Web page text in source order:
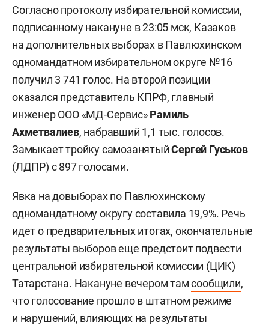
Согласно протоколу избирательной комиссии,
подписанному накануне в 23:05 мск, Казаков
на дополнительных выборах в Павлюхинском
одномандатном избирательном округе №16
получил 3 741 голос. На второй позиции
оказался представитель КПРФ, главный
инженер ООО «МД-Сервис»Рамиль
Ахметвалиев, набравший 1,1 тыс. голосов.
Замыкает тройку самозанятыйСергей Гуськов
(ЛДПР) с 897 голосами.
Явка на довыборах по Павлюхинскому
одномандатному округу составила 19,9%. Речь
идет о предварительных итогах, окончательные
результаты выборов еще предстоит подвести
центральной избирательной комиссии (ЦИК)
Татарстана. Накануне вечером тамсообщили,
что голосование прошло в штатном режиме
и нарушений, влияющих на результаты